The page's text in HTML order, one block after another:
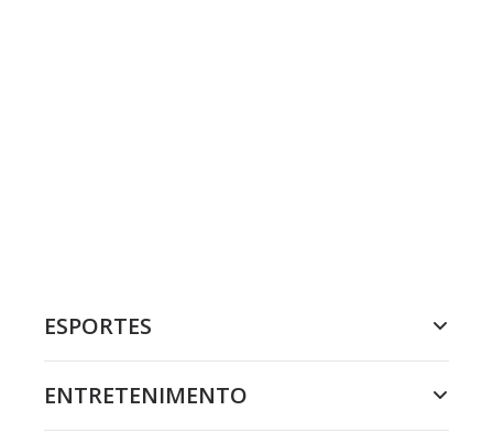
ESPORTES
ENTRETENIMENTO